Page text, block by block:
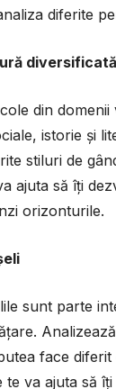
diferite
diversificată
din
istorie și
stiluri de
ajuta să îți
orizonturile.
sunt parte
face diferit
te va ajuta să